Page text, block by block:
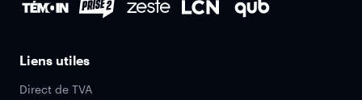
Liens utiles
Direct de TVA